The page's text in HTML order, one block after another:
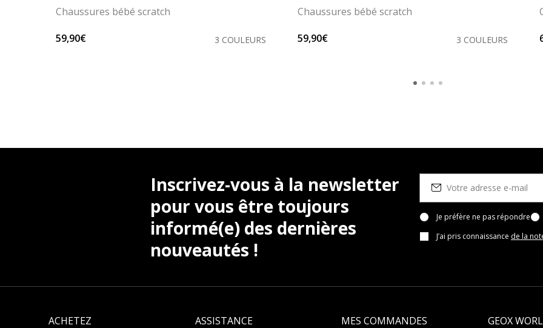
Chaussures bébé scratch
59,90€
3 COULEURS
Chaussures bébé scratch
59,90€
3 COULEURS
Inscrivez-vous à la newsletter
pour vous être toujours
informé(e) des dernières
nouveautés !
Je préfère ne pas répondre
J’ai pris connaissance de la
ACHETEZ ASSISTANCE MES COMMANDES GEOX